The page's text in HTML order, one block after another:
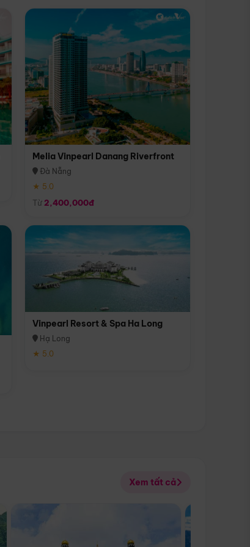
Melia Vinpearl Danang Riverfront
Đà Nẵng
★ 5.0
Từ 2,400,000đ
Vinpearl Resort & Spa Ha Long
Hạ Long
★ 5.0
Xem tất cả